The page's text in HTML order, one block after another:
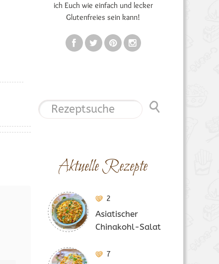
ich Euch wie einfach und lecker
Glutenfreies sein kann!
Aktuelle Rezepte
2
Asiatischer
Chinakohl-Salat
7